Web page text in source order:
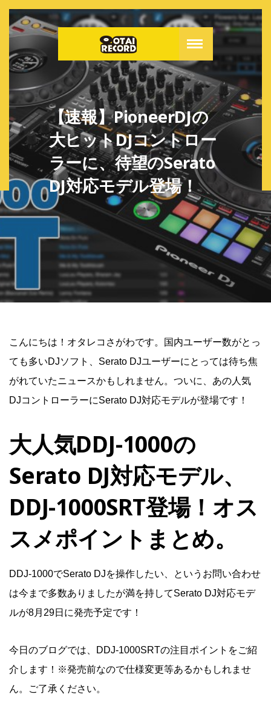
【速報】PioneerDJの
大ヒットDJコントロー
ラーに、待望のSerato
DJ対応モデル登場！
こんにちは！オタレコさがわです。国内ユーザー数がとっ
ても多いDJソフト、Serato DJユーザーにとっては待ち焦
がれていたニュースかもしれません。ついに、あの人気
DJコントローラーにSerato DJ対応モデルが登場です！
大人気DDJ-1000の
Serato DJ対応モデル、
DDJ-1000SRT登場！オス
スメポイントまとめ。
DDJ-1000でSerato DJを操作したい、というお問い合わせ
は今まで多数ありましたが満を持してSerato DJ対応モデ
ルが8月29日に発売予定です！
今日のブログでは、DDJ-1000SRTの注目ポイントをご紹
介します！※発売前なので仕様変更等あるかもしれませ
ん。ご了承ください。